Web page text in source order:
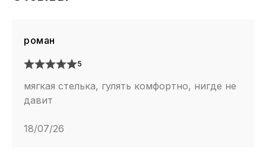
роман
5
мягкая стелька, гулять комфортно, нигде не
давит
18/07/26